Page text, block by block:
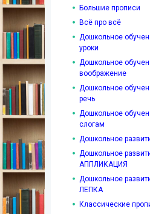
Большие прописи
Всё про всё
Дошкольное
уроки
Дошкольное
воображение
Дошкольное
речь
Дошкольное
слогам
Дошкольное
Дошкольное
АППЛИКАЦИЯ
Дошкольное
ЛЕПКА
Классические